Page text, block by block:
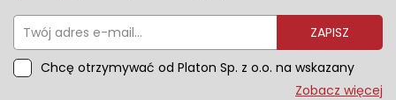
ZAPISZ
Chcę otrzymywać od Platon Sp. z o.o. na wskazany
przeze mnie adres e-mail informacje marketingowe
Zobacz więcej